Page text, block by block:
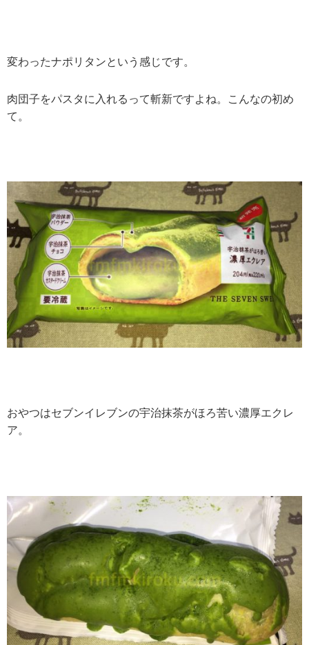
変わったナポリタンという感じです。
肉団子をパスタに入れるって斬新ですよね。こんなの初め
て。
おやつはセブンイレブンの宇治抹茶がほろ苦い濃厚エクレ
ア。